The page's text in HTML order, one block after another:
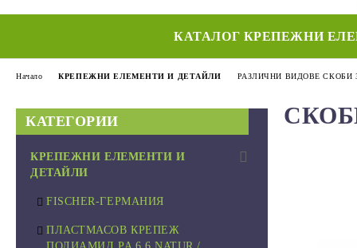
КАТАЛОГ КРЕПЕЖНИ
КАТЕГОРИИ
КРЕПЕЖНИ ЕЛЕМЕНТИ И
ДЕТАЙЛИ
FISCHER-ГЕРМАНИЯ
ПЛАСТМАСОВ КРЕПЕЖ
Начало КРЕПЕЖНИ ЕЛЕМЕНТИ И ДЕТАЙЛИ РАЗЛИЧНИ ВИДОВЕ СКОБИ